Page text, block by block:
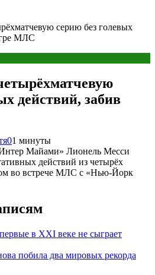
серию без голевых
МЛС
действий, забив
01 минуты
Майами» Лионель Месси
действий из четырёх
во встрече МЛС с «Нью-Йорк
в XXI веке не сыграет
побила два мировых рекорда